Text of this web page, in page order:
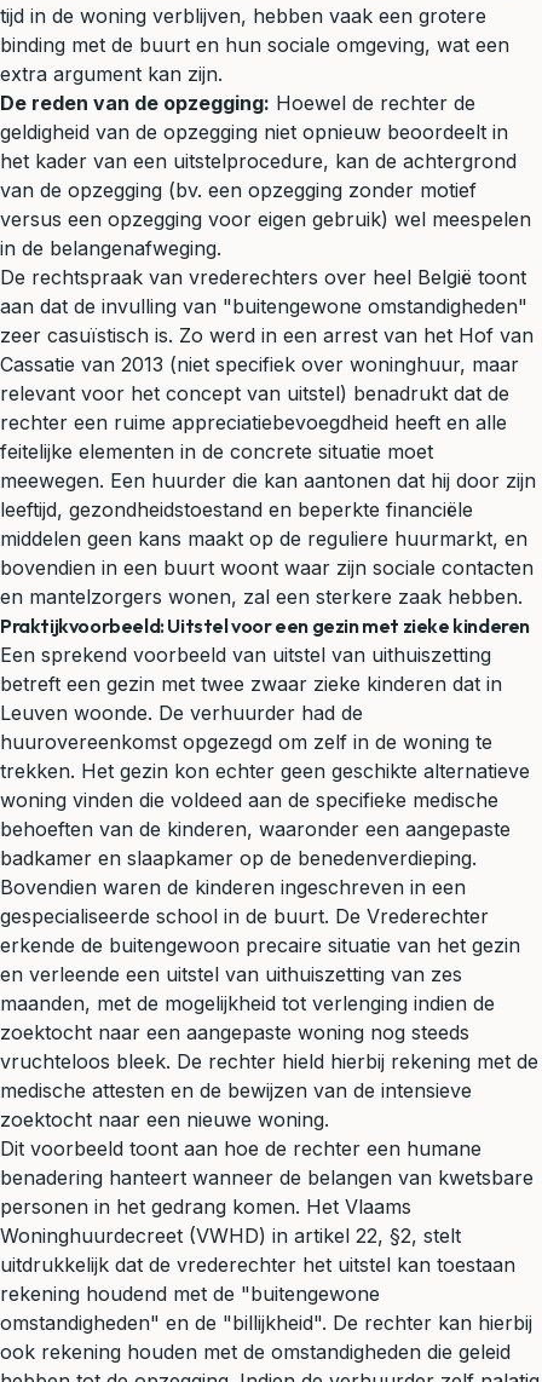
tijd in de woning verblijven, hebben vaak een grotere
binding met de buurt en hun sociale omgeving, wat een
extra argument kan zijn.
De reden van de opzegging: Hoewel de rechter de
geldigheid van de opzegging niet opnieuw beoordeelt in
het kader van een uitstelprocedure, kan de achtergrond
van de opzegging (bv. een opzegging zonder motief
versus een opzegging voor eigen gebruik) wel meespelen
in de belangenafweging.
De rechtspraak van vrederechters over heel België toont
aan dat de invulling van "buitengewone omstandigheden"
zeer casuïstisch is. Zo werd in een arrest van het Hof van
Cassatie van 2013 (niet specifiek over woninghuur, maar
relevant voor het concept van uitstel) benadrukt dat de
rechter een ruime appreciatiebevoegdheid heeft en alle
feitelijke elementen in de concrete situatie moet
meewegen. Een huurder die kan aantonen dat hij door zijn
leeftijd, gezondheidstoestand en beperkte financiële
middelen geen kans maakt op de reguliere huurmarkt, en
bovendien in een buurt woont waar zijn sociale contacten
en mantelzorgers wonen, zal een sterkere zaak hebben.
Praktijkvoorbeeld: Uitstel voor een gezin met zieke kinderen
Een sprekend voorbeeld van uitstel van uithuiszetting
betreft een gezin met twee zwaar zieke kinderen dat in
Leuven woonde. De verhuurder had de
huurovereenkomst opgezegd om zelf in de woning te
trekken. Het gezin kon echter geen geschikte alternatieve
woning vinden die voldeed aan de specifieke medische
behoeften van de kinderen, waaronder een aangepaste
badkamer en slaapkamer op de benedenverdieping.
Bovendien waren de kinderen ingeschreven in een
gespecialiseerde school in de buurt. De Vrederechter
erkende de buitengewoon precaire situatie van het gezin
en verleende een uitstel van uithuiszetting van zes
maanden, met de mogelijkheid tot verlenging indien de
zoektocht naar een aangepaste woning nog steeds
vruchteloos bleek. De rechter hield hierbij rekening met de
medische attesten en de bewijzen van de intensieve
zoektocht naar een nieuwe woning.
Dit voorbeeld toont aan hoe de rechter een humane
benadering hanteert wanneer de belangen van kwetsbare
personen in het gedrang komen. Het Vlaams
Woninghuurdecreet (VWHD) in artikel 22, §2, stelt
uitdrukkelijk dat de vrederechter het uitstel kan toestaan
rekening houdend met de "buitengewone
omstandigheden" en de "billijkheid". De rechter kan hierbij
ook rekening houden met de omstandigheden die geleid